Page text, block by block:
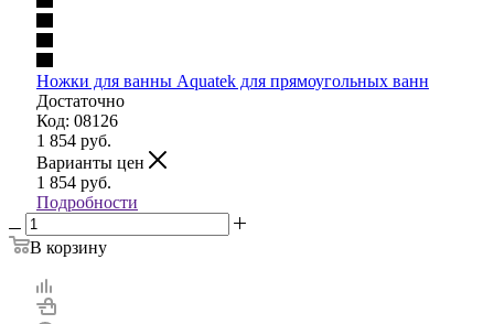
Ножки для ванны Aquatek для прямоугольных ванн
Достаточно
Код: 08126
1 854 руб.
Варианты цен
1 854 руб.
Подробности
В корзину